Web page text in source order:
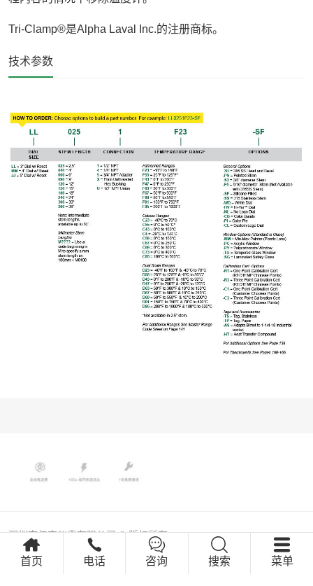
Tri-Clamp®是Alpha Laval Inc.的注册商标。
技术参数
首页 电话 咨询 搜索 菜单
深圳市亿杰仪表有限公司 © 版权所有
粤ICP备05073898号